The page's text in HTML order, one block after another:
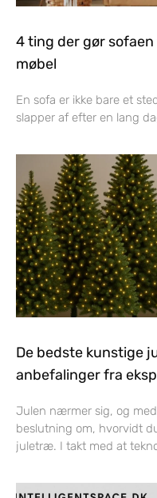
4 ting der gør
møbel
En sofa er ikke bare et
slapper af efter en lang
De bedste kunstige
anbefalinger fra
Julen nærmer sig, og
beslutning om, hvorvidt
juletræ. I takt med at